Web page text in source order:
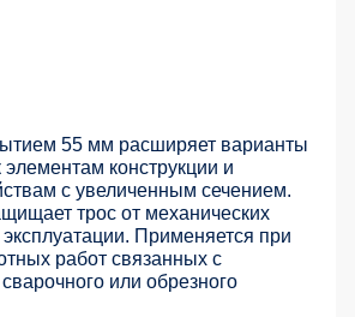
55 мм расширяет варианты
конструкции и
с увеличенным сечением.
трос от механических
Применяется при
работ связанных с
или обрезного